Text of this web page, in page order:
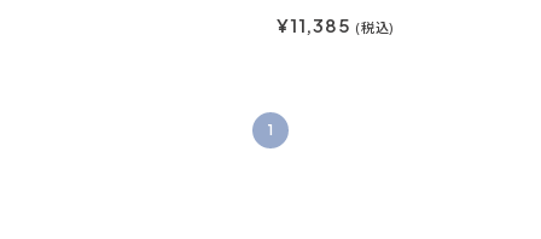
¥11,385 (税込)
1